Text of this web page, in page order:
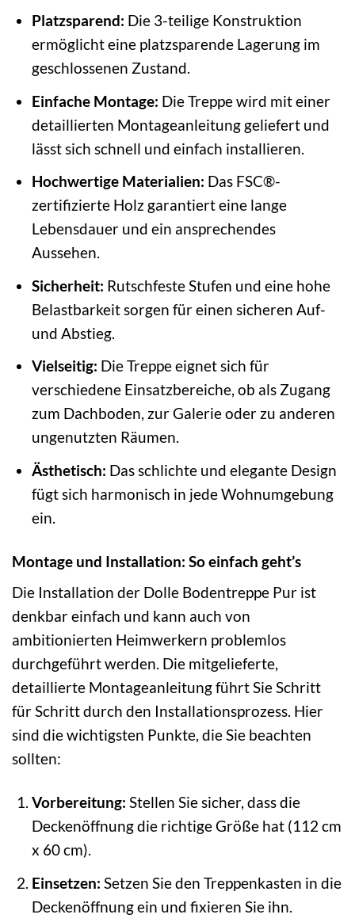
Platzsparend: Die 3-teilige Konstruktion
ermöglicht eine platzsparende Lagerung im
geschlossenen Zustand.
Einfache Montage: Die Treppe wird mit einer
detaillierten Montageanleitung geliefert und
lässt sich schnell und einfach installieren.
Hochwertige Materialien: Das FSC®-
zertifizierte Holz garantiert eine lange
Lebensdauer und ein ansprechendes
Aussehen.
Sicherheit: Rutschfeste Stufen und eine hohe
Belastbarkeit sorgen für einen sicheren Auf-
und Abstieg.
Vielseitig: Die Treppe eignet sich für
verschiedene Einsatzbereiche, ob als Zugang
zum Dachboden, zur Galerie oder zu anderen
ungenutzten Räumen.
Ästhetisch: Das schlichte und elegante Design
fügt sich harmonisch in jede Wohnumgebung
ein.
Montage und Installation: So einfach geht’s
Die Installation der Dolle Bodentreppe Pur ist
denkbar einfach und kann auch von
ambitionierten Heimwerkern problemlos
durchgeführt werden. Die mitgelieferte,
detaillierte Montageanleitung führt Sie Schritt
für Schritt durch den Installationsprozess. Hier
sind die wichtigsten Punkte, die Sie beachten
sollten:
Vorbereitung: Stellen Sie sicher, dass die
Deckenöffnung die richtige Größe hat (112 cm
x 60 cm).
Einsetzen: Setzen Sie den Treppenkasten in die
Deckenöffnung ein und fixieren Sie ihn.